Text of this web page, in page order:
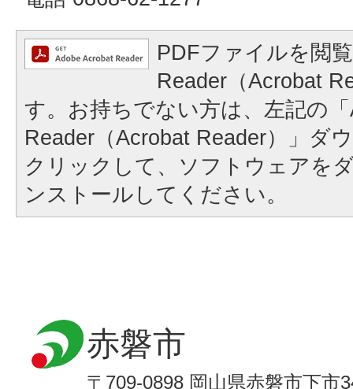
PDFファイルを閲
Reader（Acrobat
す。お持ちでない方は、左記の
Reader（Acrobat Reader）」ダ
クリックして、ソフトウェアを
ンストールしてください。
赤磐市
〒709-0898 岡山県赤磐市下市